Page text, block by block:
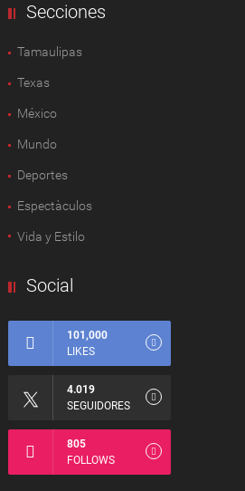
Secciones
Tamaulipas
Texas
México
Mundo
Deportes
Espectàculos
Vida y Estilo
Social
101,000
LIKES
4.019
SEGUIDORES
805
FOLLOWS